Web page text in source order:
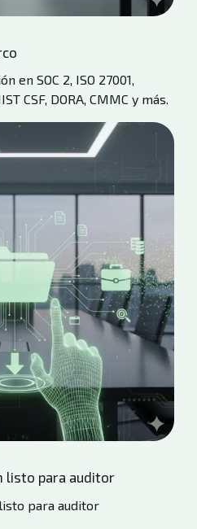
en SOC 2, ISO 27001,
CSF, DORA, CMMC y más.
listo para auditor
para auditor